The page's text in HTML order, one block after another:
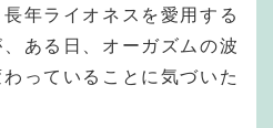
年ライオネスを愛用する
ある日、オーガズムの波
っていることに気づいた